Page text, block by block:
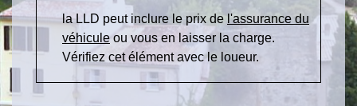
la LLD peut inclure le prix de l'assurance du
véhiculeou vous en laisser la charge.
Vérifiez cet élément avec le loueur.